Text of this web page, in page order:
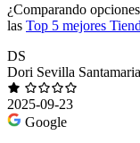
¿Comparando
las Top 5 mejores
DS
Dori Sevilla Santamaria
2025-09-23
Google